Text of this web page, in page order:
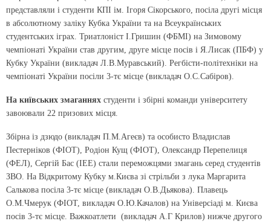
представляли і студенти КПІ ім. Ігоря Сікорського, посіла другі місця
в абсолютному заліку Кубка України та на Всеукраїнських
студентських іграх. Триатлоніст І.Гришин (ФБМІ) на Зимовому
чемпіонаті України став другим, друге місце посів і Я.Лисак (ПБФ) у
Кубку України (викладач Л.В.Муравський). Регбісти-політехніки на
чемпіонаті України посіли 3-тє місце (викладач О.С.Сабіров).
На київських змаганнях студенти і збірні команди університету
завоювали 22 призових місця.
Збірна із дзюдо (викладач П.М.Агеєв) та особисто Владислав
Пестерніков (ФІОТ), Родіон Кущ (ФІОТ), Олександр Перепелиця
(ФЕЛ), Сергій Бас (ІЕЕ) стали переможцями змагань серед студентів
ЗВО. На Відкритому Кубку м.Києва зі стрільби з лука Маргарита
Салькова посіла 3-тє місце (викладач О.В.Дьякова). Плавець
О.М.Чмерук (ФІОТ, викладач О.Ю.Качалов) на Універсіаді м. Києва
посів 3-тє місце. Важкоатлети (викладач А.Г Крилов) нижче другого